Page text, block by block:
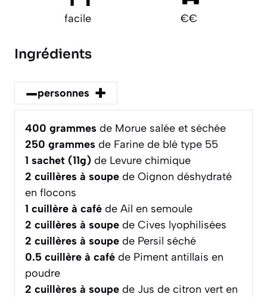
facile €€
Ingrédients
–personnes +
400 grammes de Morue salée et séchée
250 grammes de Farine de blé type 55
1 sachet (11g) de Levure chimique
2 cuillères à soupe de Oignon déshydraté
en flocons
1 cuillère à café de Ail en semoule
2 cuillères à soupe de Cives lyophilisées
2 cuillères à soupe de Persil séché
0.5 cuillère à café de Piment antillais en
poudre
2 cuillères à soupe de Jus de citron vert en